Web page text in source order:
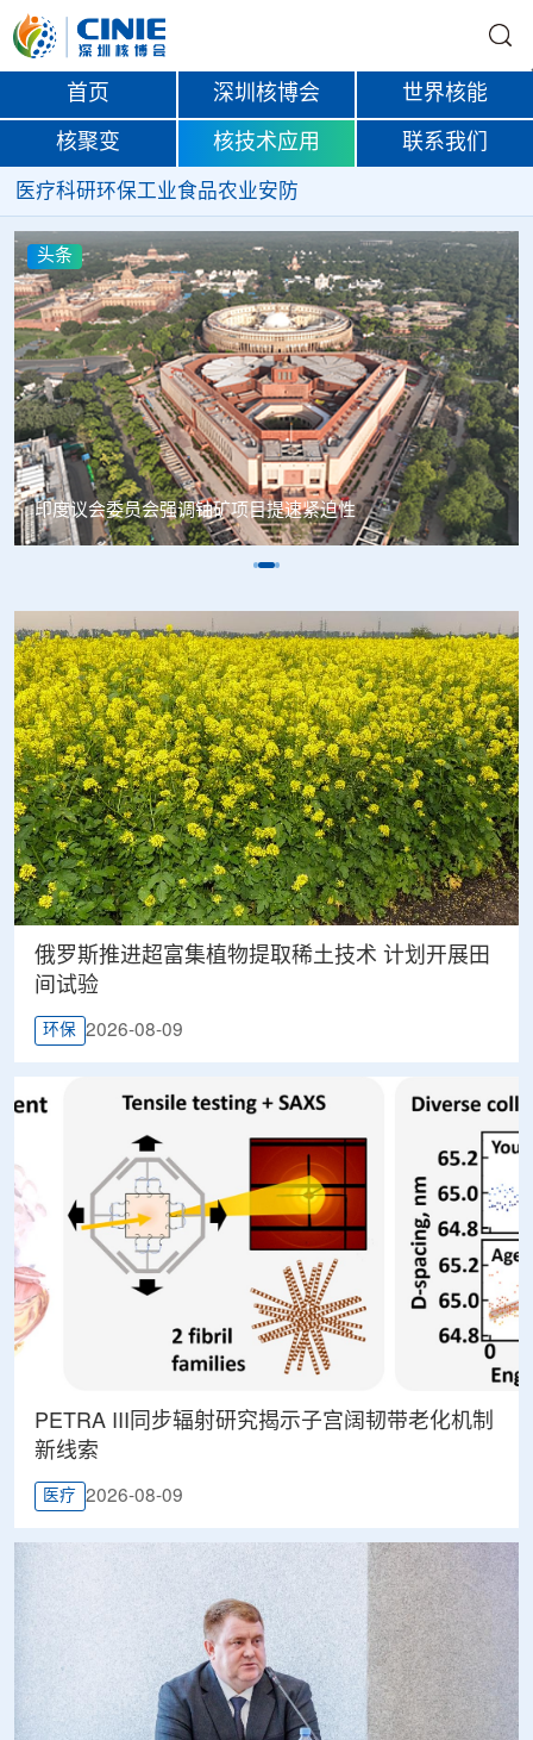
首页 深圳核博会 世界核能
核聚变 核技术应用 联系我们
医疗科研环保工业食品农业安防
头条
中核辐智正式设立 中国同辐持股90%打通核医疗全产业链
俄罗斯推进超富集植物提取稀土技术 计划开展田
间试验
环保 2026-08-09
PETRA III同步辐射研究揭示子宫阔韧带老化机制
新线索
医疗 2026-08-09